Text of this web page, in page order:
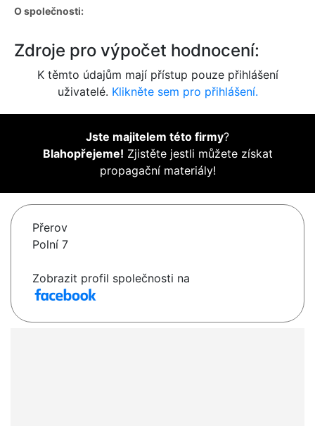
O společnosti:
Zdroje pro výpočet hodnocení:
K těmto údajům mají přístup pouze přihlášení
uživatelé. Klikněte sem pro přihlášení.
Jste majitelem této firmy?
Blahopřejeme! Zjistěte jestli můžete získat
propagační materiály!
Přerov
Polní 7
Zobrazit profil společnosti na